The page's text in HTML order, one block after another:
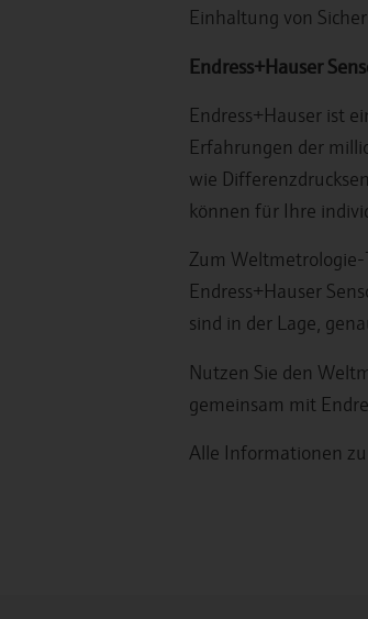
Einhaltung von
Endress+Hauser
Endress+Hauser ist
Erfahrungen der
wie
können für Ihre
Zum Weltmetrologie-
Endress+Hauser
sind in der Lage,
Nutzen Sie den
gemeinsam mit
Alle Informationen